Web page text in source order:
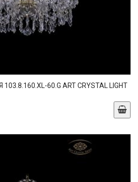
60.G ART CRYSTAL LIGHT